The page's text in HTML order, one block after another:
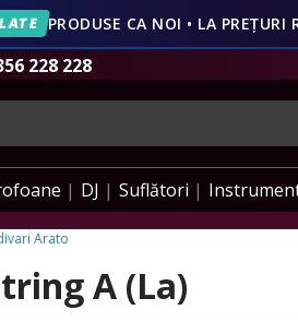
PRODUSE CA NOI • LA PREȚURI
228 228
DJ Suflători
Arato
A (La)